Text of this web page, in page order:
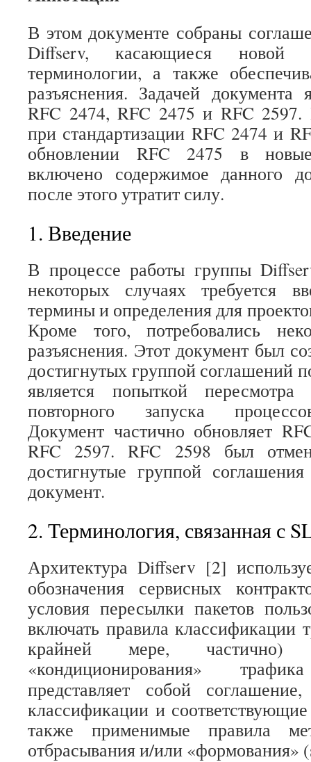
В этом документе собраны
Diffserv, касающиеся новой
терминологии, а также
разъяснения. Задачей документа
RFC 2474, RFC 2475 и RFC 2597.
при стандартизации RFC 2474 и
обновлении RFC 2475 в
включено содержимое данного
после этого утратит силу.
1. Введение
В процессе работы группы
некоторых случаях требуется
термины и определения для
Кроме того, потребовались
разъяснения. Этот документ был
достигнутых группой соглашений
является попыткой
повторного запуска
Документ частично обновляет
RFC 2597. RFC 2598 был
достигнутые группой
документ.
2. Терминология, связанная с
Архитектура Diffserv [2]
обозначения сервисных
условия пересылки пакетов
включать правила классификации
крайней мере, частично)
«кондиционирования»
представляет собой
классификации и
также применимые правила
отбрасывания и/или «формования»